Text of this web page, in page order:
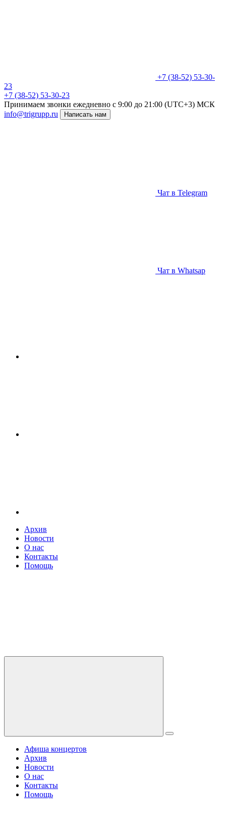
+7 (38-52) 53-30-
23
+7 (38-52) 53-30-23
Принимаем звонки ежедневно c 9:00 до 21:00 (UTC+3) МСК
info@trigrupp.ru
Написать нам
Чат в Telegram
Чат в Whatsap
Архив
Новости
О нас
Контакты
Помощь
Афиша концертов
Архив
Новости
О нас
Контакты
Помощь